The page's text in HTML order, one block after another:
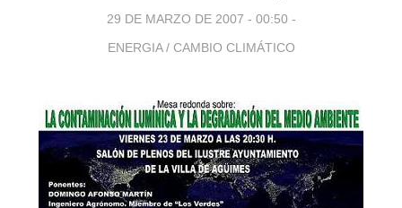
29 DE MARZO DE 2007 - 00:50 -
ENERGIA / CAMBIO CLIMÁTICO